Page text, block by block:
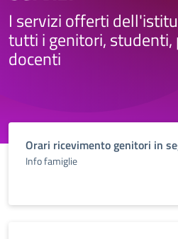
I servizi offerti
tutti i genitori, studenti,
docenti
Orari ricevimento genitori in
Info famiglie